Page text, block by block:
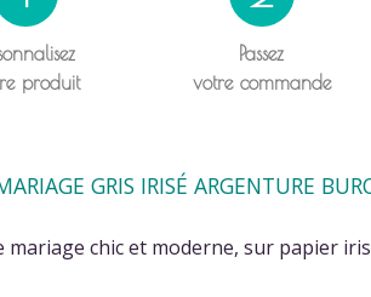
produit
Passez
votre commande
GRIS IRISÉ ARGENTURE
mariage chic et moderne, sur papier